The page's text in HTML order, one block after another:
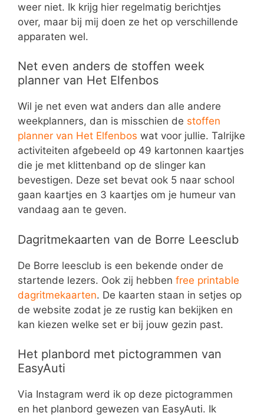
weer niet. Ik krijg hier regelmatig berichtjes
over, maar bij mij doen ze het op verschillende
apparaten wel.
Net even anders de stoffen week
planner van Het Elfenbos
Wil je net even wat anders dan alle andere
weekplanners, dan is misschien de stoffen
planner van Het Elfenbos wat voor jullie. Talrijke
activiteiten afgebeeld op 49 kartonnen kaartjes
die je met klittenband op de slinger kan
bevestigen. Deze set bevat ook 5 naar school
gaan kaartjes en 3 kaartjes om je humeur van
vandaag aan te geven.
Dagritmekaarten van de Borre Leesclub
De Borre leesclub is een bekende onder de
startende lezers. Ook zij hebben free printable
dagritmekaarten. De kaarten staan in setjes op
de website zodat je ze rustig kan bekijken en
kan kiezen welke set er bij jouw gezin past.
Het planbord met pictogrammen van
EasyAuti
Via Instagram werd ik op deze pictogrammen
en het planbord gewezen van EasyAuti. Ik